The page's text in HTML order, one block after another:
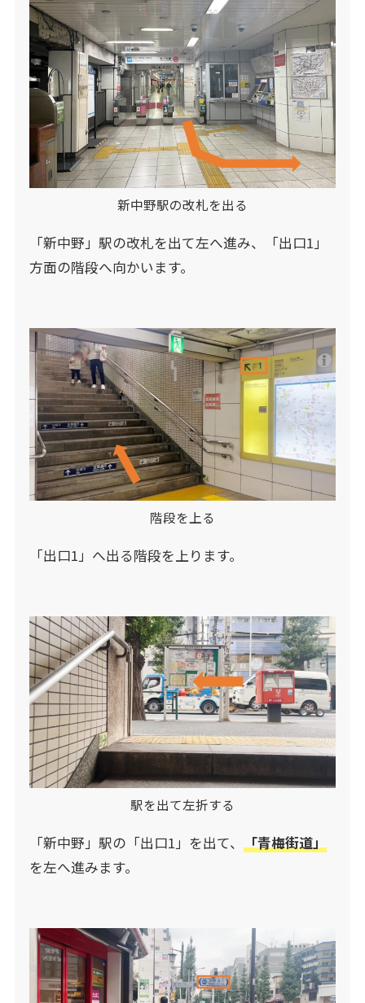
新中野駅の改札を出る
「新中野」駅の改札を出て左へ進み、「出口1」
方面の階段へ向かいます。
階段を上る
「出口1」へ出る階段を上ります。
駅を出て左折する
「新中野」駅の「出口1」を出て、 「青梅街道」
を左へ進みます。